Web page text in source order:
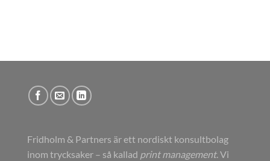
Fridholm & Partners är ett nordiskt konsultbolag
inom trycksaker – så kallad print management. Vi